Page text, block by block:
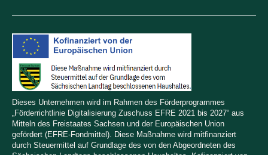
Dieses Unternehmen wird im Rahmen des Förderprogrammes
„Förderrichtlinie Digitalisierung Zuschuss EFRE 2021 bis 2027“ aus
Mitteln des Freistaates Sachsen und der Europäischen Union
gefördert (EFRE-Fondmittel). Diese Maßnahme wird mitfinanziert
durch Steuermittel auf Grundlage des von den Abgeordneten des